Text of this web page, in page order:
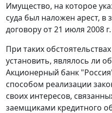
Имущество, на которое
суда был наложен арест, в
договору от 21 июля 2008
При таких
установить, являлось ли
Акционерный банк
способом реализации
своих интересов,
заемщиками кредитного